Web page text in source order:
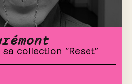
collection “Reset”